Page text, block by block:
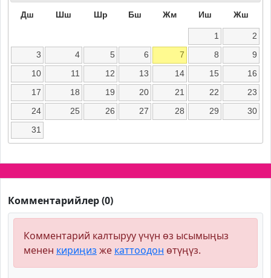
Дш Шш Шр Бш Жм Иш Жш
1
2
3
4 5 6 7 8
9
10
11 12 13 14 15
16
17
18 19 20 21 22
23
24
25 26 27 28 29
30
31
Комментарийлер (0)
Комментарий калтыруу үчүн өз ысымыңыз
менен кириңиз же каттоодон өтүңүз.